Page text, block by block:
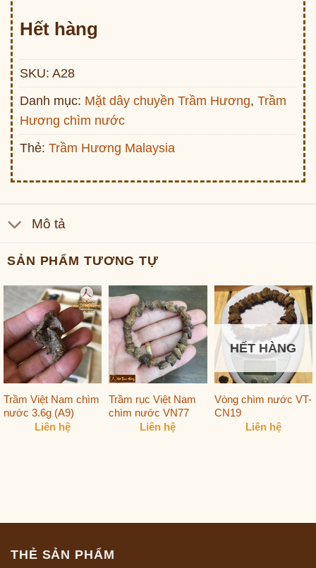
Hết hàng
SKU: A28
Danh mục: Mặt dây chuyền Trầm Hương, Trầm
Hương chìm nước
Thẻ: Trầm Hương Malaysia
Mô tả
SẢN PHẨM TƯƠNG TỰ
Trầm Việt Nam chìm
nước 3.6g (A9)
Liên hệ
Trầm rục Việt Nam
chìm nước VN77
Liên hệ
HẾT HÀNG
Vòng chìm nước VT-
CN19
Liên hệ
THẺ SẢN PHẨM